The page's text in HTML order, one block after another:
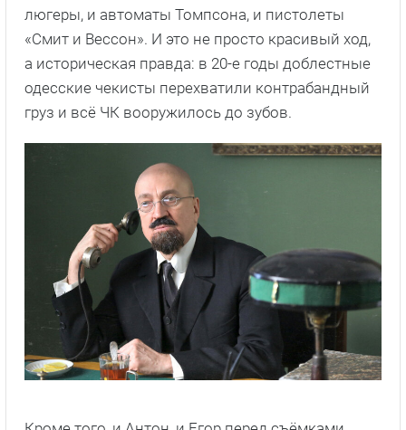
люгеры, и автоматы Томпсона, и пистолеты
«Смит и Вессон». И это не просто красивый ход,
а историческая правда: в 20-е годы доблестные
одесские чекисты перехватили контрабандный
груз и всё ЧК вооружилось до зубов.